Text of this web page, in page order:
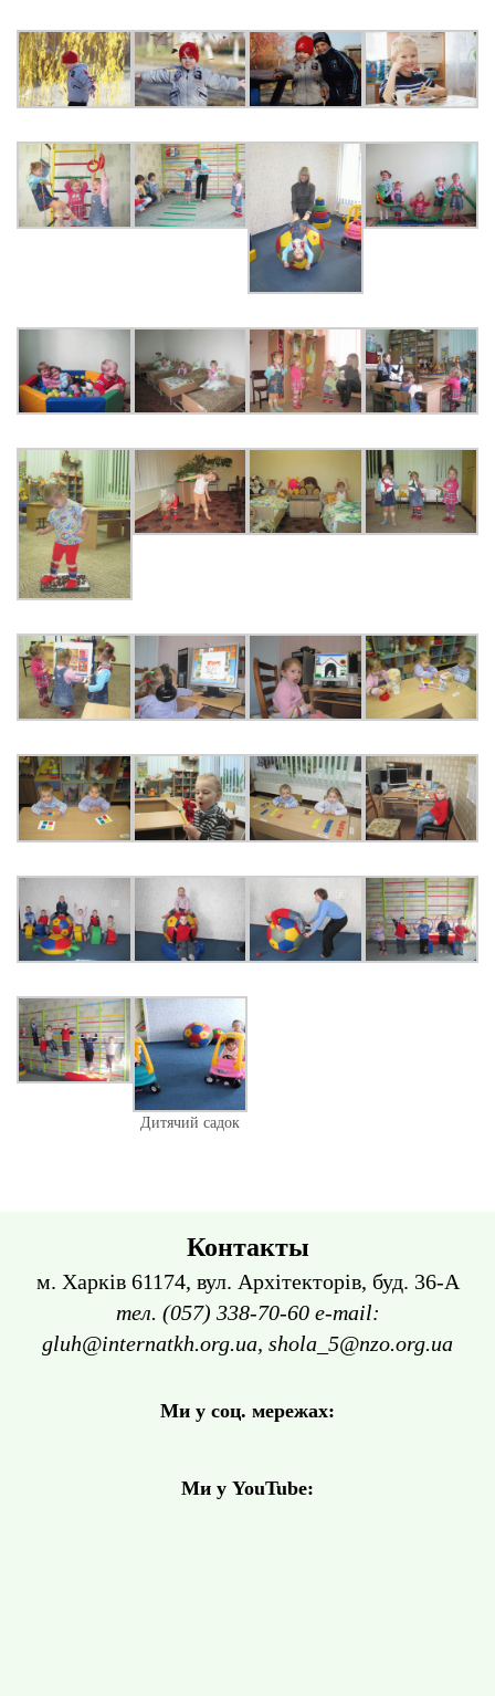
Дитячий садок
Контакты
м. Харків 61174, вул. Архітекторів, буд. 36-А
тел. (057) 338-70-60 e-mail:
gluh@internatkh.org.ua, shola_5@nzo.org.ua
Ми у соц. мережах:
Ми у YouTube: